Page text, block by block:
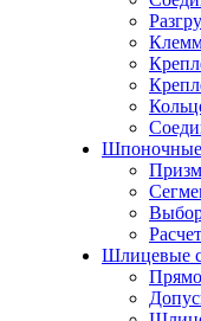
Шпоночные
Шлицевые